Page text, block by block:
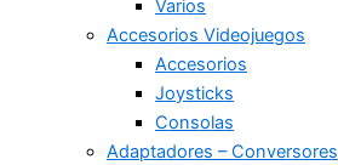
Varios
Accesorios Videojuegos
Accesorios
Joysticks
Consolas
Adaptadores – Conversores